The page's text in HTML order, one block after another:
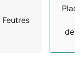
Feutres
à